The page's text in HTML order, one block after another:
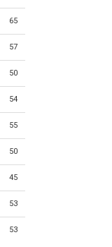
65
57
50
54
55
50
45
53
53